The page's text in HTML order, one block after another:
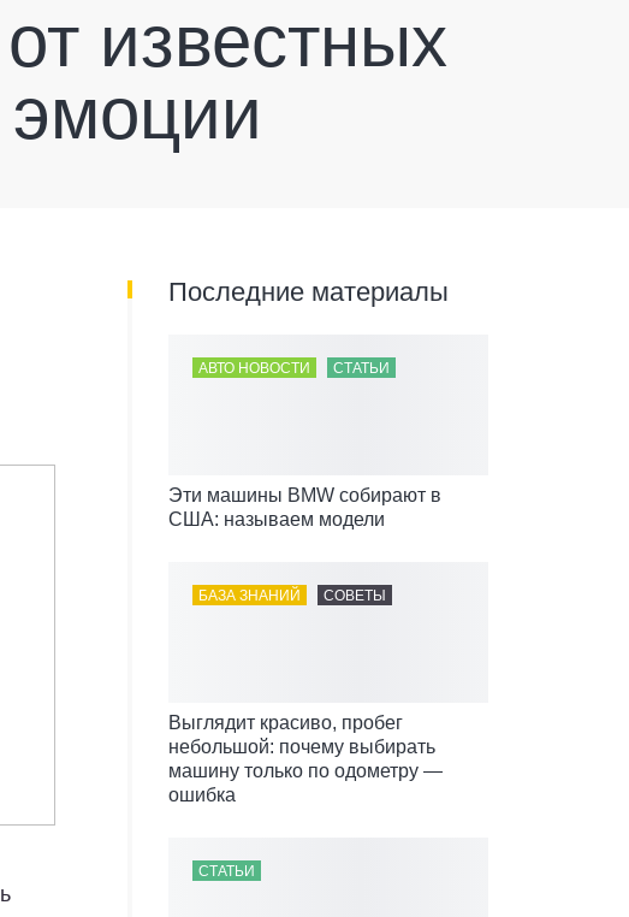
известных
Последние материалы
АВТО НОВОСТИ СТАТЬИ
Эти машины BMW собирают в
США: называем модели
БАЗА ЗНАНИЙ СОВЕТЫ
Выглядит красиво, пробег
небольшой: почему выбирать
машину только по одометру —
ошибка
СТАТЬИ